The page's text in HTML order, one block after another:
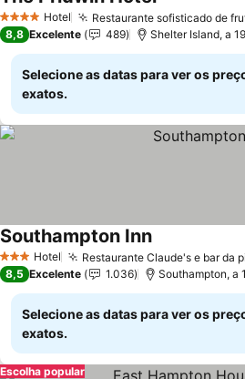
4 EstrelasHotel Restaurante sofisticado de
8,8 Excelente 489 Shelter Island, a
Selecione as datas para ver os
exatos.
3 EstrelasHotel Restaurante Claude's e bar da
Southampton Inn
8,5 Excelente 1.036 Southampton, a
Selecione as datas para ver os
exatos.
Escolha popular